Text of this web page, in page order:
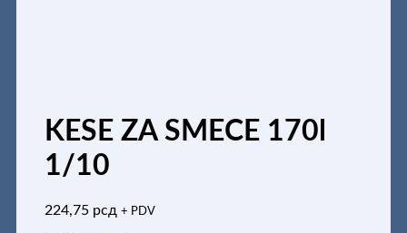
KESE ZA SMECE 170l
1/10
224,75 рсд + PDV